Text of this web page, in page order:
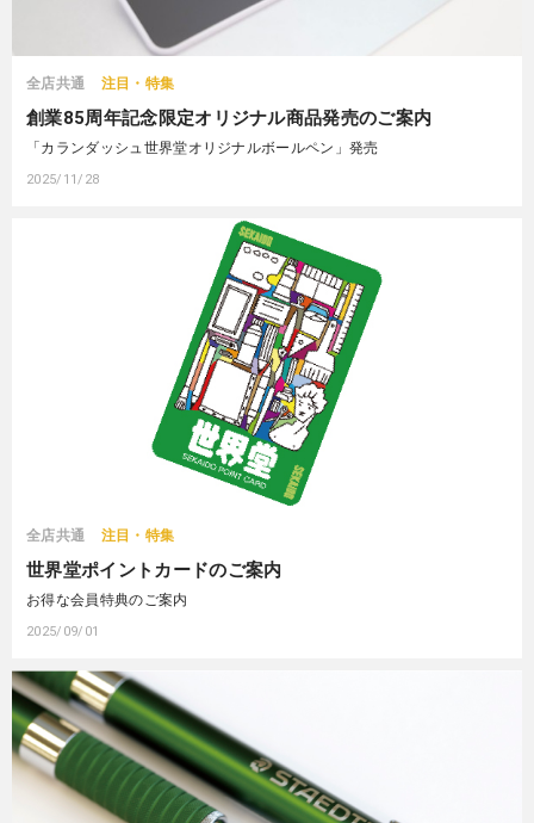
全店共通 注目・特集
創業85周年記念限定オリジナル商品発売のご案内
「カランダッシュ世界堂オリジナルボールペン」発売
2025/11/28
全店共通 注目・特集
世界堂ポイントカードのご案内
お得な会員特典のご案内
2025/09/01